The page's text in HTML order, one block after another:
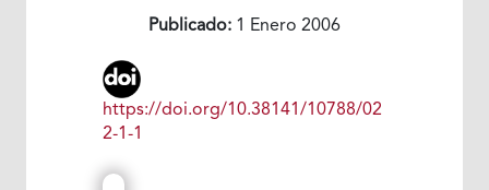
Publicado: 1 Enero 2006
https://doi.org/10.38141/10788/02
2-1-1